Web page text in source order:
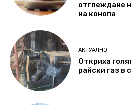
отглеждане
на конопа
АКТУАЛНО
Откриха
райски газ в